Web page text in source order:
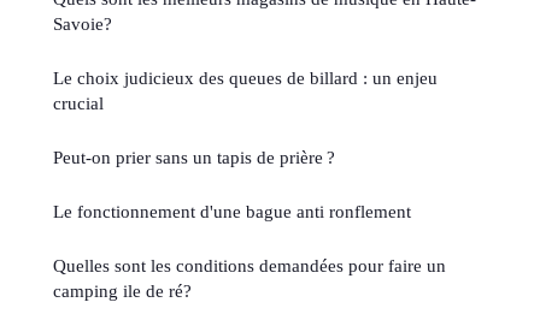
Savoie?
Le choix judicieux des queues de billard : un enjeu
crucial
Peut-on prier sans un tapis de prière ?
Le fonctionnement d'une bague anti ronflement
Quelles sont les conditions demandées pour faire un
camping ile de ré?